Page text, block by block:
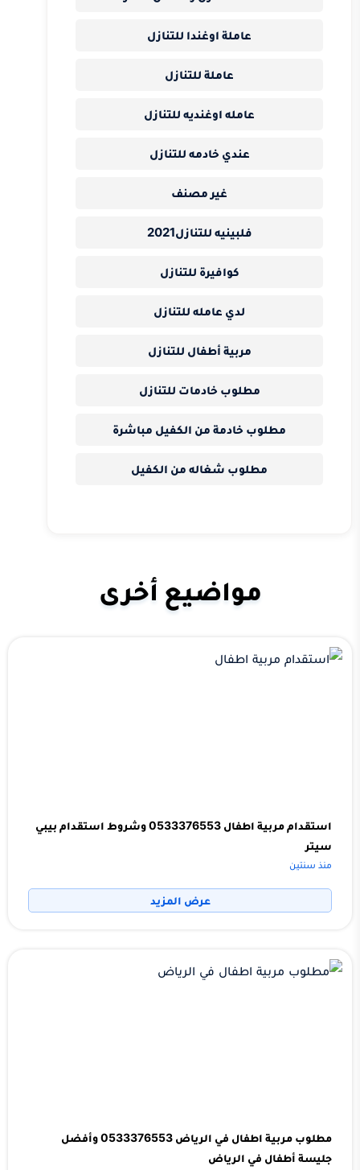
عاملة اوغندا للتنازل
عاملة للتنازل
عامله اوغنديه للتنازل
عندي خادمه للتنازل
غير مصنف
فلبينيه للتنازل2021
كوافيرة للتنازل
لدي عامله للتنازل
مربية أطفال للتنازل
مطلوب خادمات للتنازل
مطلوب خادمة من الكفيل مباشرة
مطلوب شغاله من الكفيل
مواضيع أخرى
استقدام مربية اطفال 0533376553 وشروط استقدام بيبي
سيتر
منذ سنتين
عرض المزيد
مطلوب مربية اطفال في الرياض 0533376553 وأفضل
جليسة أطفال في الرياض